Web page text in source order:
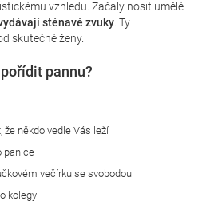
vzhledu. Začaly nosit umělé
sténavé zvuky. Ty
skutečné ženy.
pannu?
někdo vedle Vás leží
panice
večírku se svobodou
kolegy